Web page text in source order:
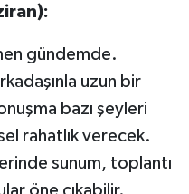
gündemde.
uzun bir
bazı şeyleri
rahatlık verecek.
sunum, toplantı
öne çıkabilir.